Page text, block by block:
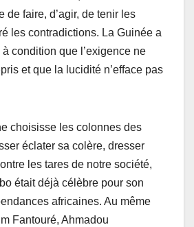
de faire, d’agir, de tenir les
les contradictions. La Guinée a
condition que l’exigence ne
et que la lucidité n’efface pas
choisisse les colonnes des
éclater sa colère, dresser
les tares de notre société,
était déjà célèbre pour son
africaines. Au même
Fantouré, Ahmadou